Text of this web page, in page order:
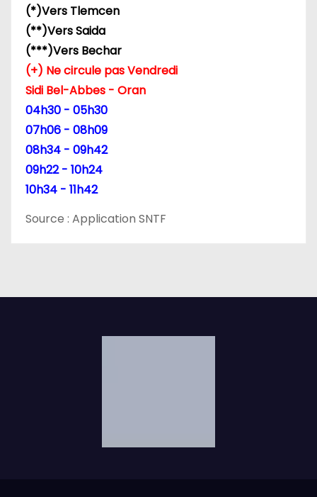
a
r
t
c
e
(*)Vers Tlemcen
(**)Vers Saida
(***)Vers Bechar
(+) Ne circule pas Vendredi
Sidi Bel-Abbes - Oran
04h30 - 05h30
07h06 - 08h09
08h34 - 09h42
09h22 - 10h24
10h34 - 11h42
Source : Application SNTF